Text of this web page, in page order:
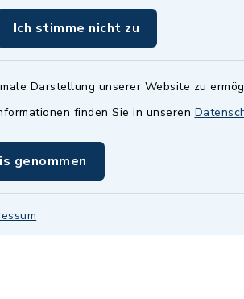
Ich stimme nicht zu
Darstellung unserer Website zu
finden Sie in unseren
genommen